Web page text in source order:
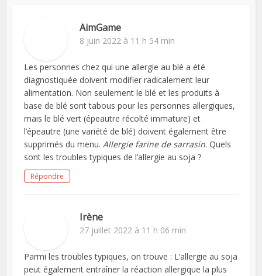
AimGame
8 juin 2022 à 11 h 54 min
Les personnes chez qui une allergie au blé a été
diagnostiquée doivent modifier radicalement leur
alimentation. Non seulement le blé et les produits à
base de blé sont tabous pour les personnes allergiques,
mais le blé vert (épeautre récolté immature) et
l’épeautre (une variété de blé) doivent également être
supprimés du menu.Allergie farine de sarrasin. Quels
sont les troubles typiques de l’allergie au soja ?
Répondre
Irène
27 juillet 2022 à 11 h 06 min
Parmi les troubles typiques, on trouve : L’allergie au soja
peut également entraîner la réaction allergique la plus